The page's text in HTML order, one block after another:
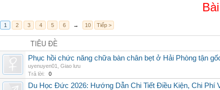
1 2 3 4 5 6 → 10 Tiếp >
TIÊU ĐỀ
Phục hồi chức năng chữa bàn chân bẹt ở Hải Phòng tận
uyenuyen01
Giao lưu
Trả lời:
0
Du Học Đức 2026: Hướng Dẫn Chi Tiết Điều Kiện, Chi Phí